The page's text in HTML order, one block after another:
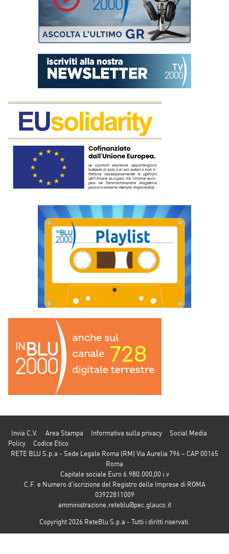
Invia C.V. Area Stampa Informativa sulla privacy
Social Media
Policy
Codice Etico
RETE BLU S.p.a - Sede Legale Roma (RM) Via Aurelia 796 – CAP 00165
Roma
Capitale sociale Euro 6.980.000,00 i.v
C.F. e Numero d’iscrizione del Registro delle Imprese di ROMA
03922811009
amministrazione.reteblu@pec.glauco.it
Copyright 2026 ReteBlu S.p.a - Tutti i diritti riservati.